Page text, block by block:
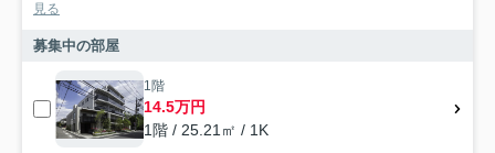
見る
募集中の部屋
1階
14.5万円
1階 / 25.21㎡ / 1K